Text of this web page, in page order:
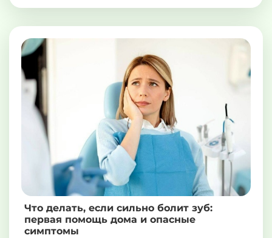
Что делать, если сильно болит зуб:
первая помощь дома и опасные
симптомы